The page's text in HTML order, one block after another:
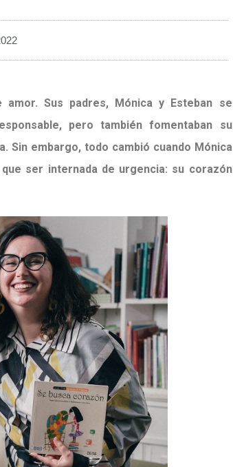
Sus padres, Mónica y Esteban se
pero también fomentaban su
Sin embargo, todo cambió cuando Mónica
ser internada de urgencia: su corazón